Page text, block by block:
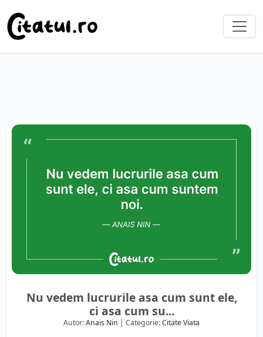
Nu vedem lucrurile asa cum sunt ele,
ci asa cum su...
Autor:Anais Nin | Categorie:Citate Viata